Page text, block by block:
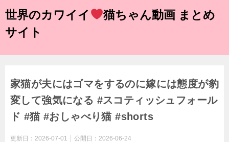
世界のカワイイ
猫ちゃん動画 まとめ
サイト
家猫が夫にはゴマをするのに嫁には態度が豹
変して強気になる #スコティッシュフォール
ド #猫 #おしゃべり猫 #shorts
更新日： 2026-07-01 公開日： 2026-06-24